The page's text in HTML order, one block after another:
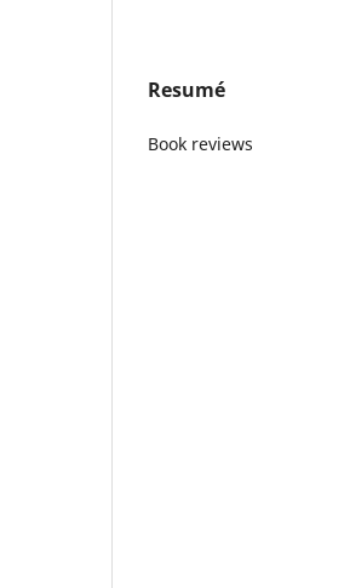
Resumé
Book reviews